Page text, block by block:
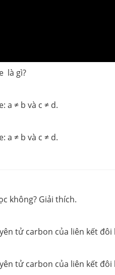
là gì?
a ≠ b và c ≠ d.
a ≠ b và c ≠ d.
không? Giải thích.
tử carbon của liên kết
tử carbon của liên kết